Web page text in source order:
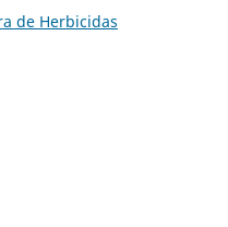
de Herbicidas